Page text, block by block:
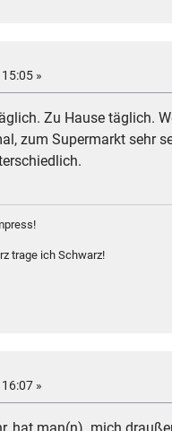
»
Zu Hause täglich.
zum Supermarkt sehr
trage ich Schwarz!
»
hat man(n) mich